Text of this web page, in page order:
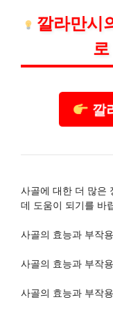
깔라만시
깔
사골에 대한 더 많은
데 도움이 되기를 바
사골의 효능과 부작
사골의 효능과 부작
사골의 효능과 부작